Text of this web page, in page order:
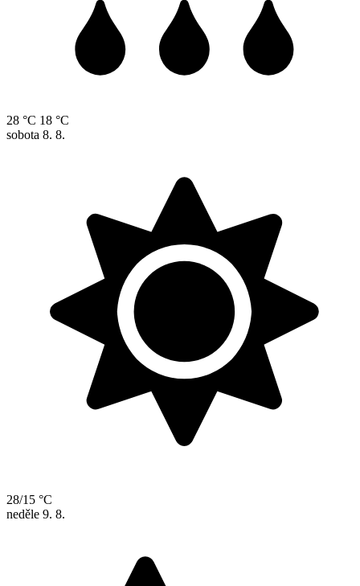
28 °C 18 °C
sobota 8. 8.
28/15 °C
neděle 9. 8.